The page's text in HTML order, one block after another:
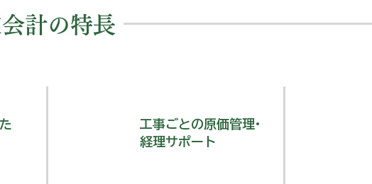
計の特長
工事ごとの原価管理·
経理サポート